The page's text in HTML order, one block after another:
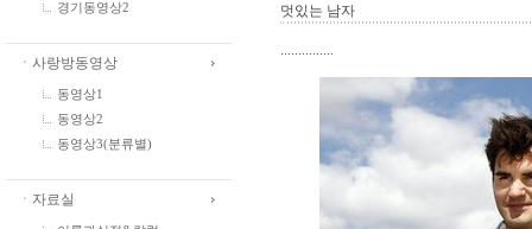
경기동영상2
ㆍ사랑방동영상
동영상1
동영상2
동영상3(분류별)
ㆍ자료실
멋있는 남자
...............